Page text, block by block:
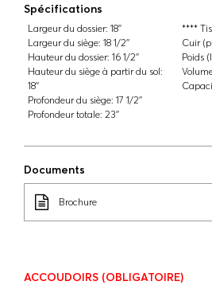
Spécifications
Largeur du dossier: 18''
Largeur du siège: 18 1/2''
Hauteur du dossier: 16 1/2''
Hauteur du siège à partir du sol:
18''
Profondeur du siège: 17 1/2''
Profondeur totale: 23''
****
Cuir (pi
Poids
Documents
Brochure
ACCOUDOIRS (OBLIGATOIRE)